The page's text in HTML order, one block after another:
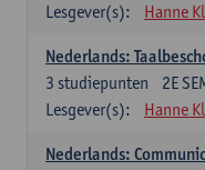
Lesgever(s):
Hanne
Nederlands:
2E
3 studiepunten
Lesgever(s):
Hanne
Nederlands: